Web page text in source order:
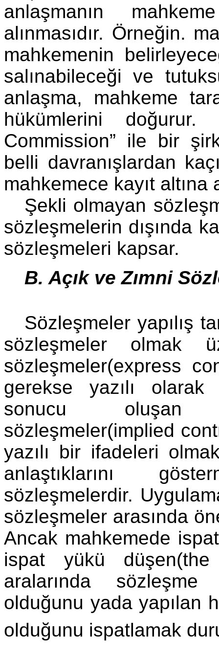
anlaşmanın
alınmasıdır. Örneğin.
mahkemenin
salınabileceği ve
anlaşma, mahkeme
hükümlerini
Commission” ile bir
belli davranışlardan
mahkemece kayıt
Şekli olmayan
sözleşmelerin dışında
sözleşmeleri kapsar.
B. Açık ve Zımni
Sözleşmeler yapılış
sözleşmeler olmak
sözleşmeler(express
gerekse yazılı
sonucu oluşan
sözleşmeler(implied
yazılı bir ifadeleri
anlaştıklarını
sözleşmelerdir.
sözleşmeler arasında
Ancak mahkemede
ispat yükü
aralarında
olduğunu yada yapılan
olduğunu ispatlamak